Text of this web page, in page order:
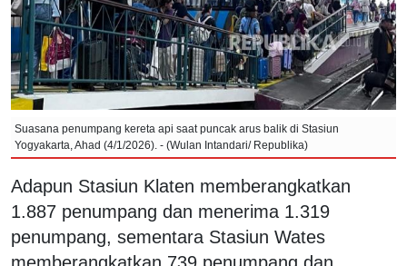
Suasana penumpang kereta api saat puncak arus balik di Stasiun
Yogyakarta, Ahad (4/1/2026). - (Wulan Intandari/ Republika)
Adapun Stasiun Klaten memberangkatkan
1.887 penumpang dan menerima 1.319
penumpang, sementara Stasiun Wates